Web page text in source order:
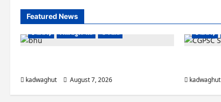
Featured News
छत्तीसगढ़
बिलासपुर जिला राजनीति
kadwaghut
August 7, 2026
छत्तीसगढ़
kadwaghut